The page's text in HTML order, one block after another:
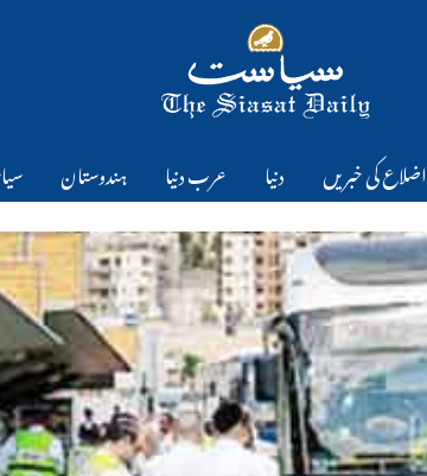
اضلاع کی خبریں دنیا عرب دنیا ہندوستان